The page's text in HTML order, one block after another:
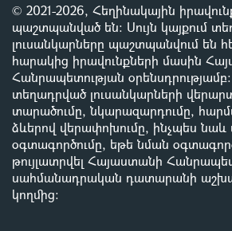
© 2021-2026, Հեղինակային
պաշտպանված են: Սույն կայքում
լուսանկարները պաշտպանվում են
հարակից իրավունքների մասին
Հանրապետության օրենսդրությամբ:
տեղադրված լուսանկարների
տարածումը, նկարազարդումը,
ձևերով վերափոխումը, ինչպես նաև
օգտագործումը, եթե նման
թույլատրվել Հայաստանի
սահմանադրական դատարանի
կողմից: